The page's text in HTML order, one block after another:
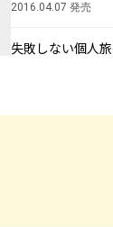
2016.04.07 発売
失敗しない個人